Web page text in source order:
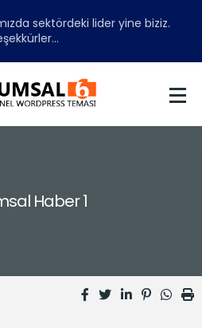
sektördeki lider yine biziz.
Haber 1